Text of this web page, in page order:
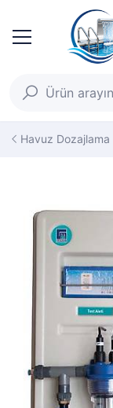
Havuz Dozajlama